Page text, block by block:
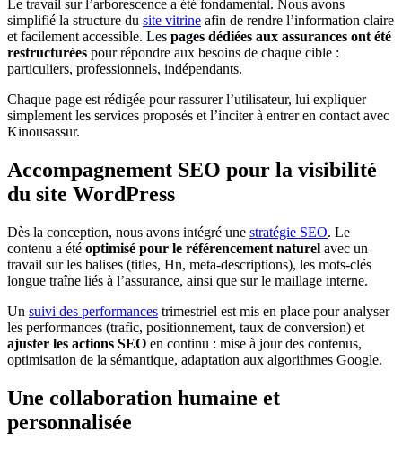
Le travail sur l’arborescence a été fondamental. Nous avons
simplifié la structure du site vitrine afin de rendre l’information claire
et facilement accessible. Les pages dédiées aux assurances ont été
restructurées pour répondre aux besoins de chaque cible :
particuliers, professionnels, indépendants.
Chaque page est rédigée pour rassurer l’utilisateur, lui expliquer
simplement les services proposés et l’inciter à entrer en contact avec
Kinousassur.
Accompagnement SEO pour la visibilité
du site WordPress
Dès la conception, nous avons intégré une stratégie SEO. Le
contenu a été optimisé pour le référencement naturel avec un
travail sur les balises (titles, Hn, meta-descriptions), les mots-clés
longue traîne liés à l’assurance, ainsi que sur le maillage interne.
Un suivi des performances trimestriel est mis en place pour analyser
les performances (trafic, positionnement, taux de conversion) et
ajuster les actions SEO en continu : mise à jour des contenus,
optimisation de la sémantique, adaptation aux algorithmes Google.
Une collaboration humaine et
personnalisée